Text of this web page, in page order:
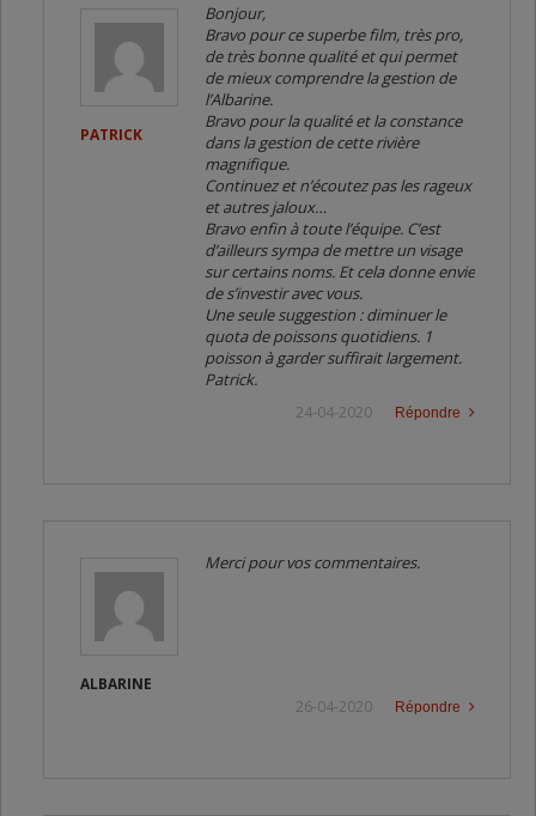
PATRICK
Bonjour,
Bravo pour ce superbe film, très pro,
de très bonne qualité et qui permet
de mieux comprendre la gestion de
l’Albarine.
Bravo pour la qualité et la constance
dans la gestion de cette rivière
magnifique.
Continuez et n’écoutez pas les rageux
et autres jaloux…
Bravo enfin à toute l’équipe. C’est
d’ailleurs sympa de mettre un visage
sur certains noms. Et cela donne envie
de s’investir avec vous.
Une seule suggestion : diminuer le
quota de poissons quotidiens. 1
poisson à garder suffirait largement.
Patrick.
Répondre
24-04-2020
ALBARINE
Merci pour vos commentaires.
Répondre
26-04-2020